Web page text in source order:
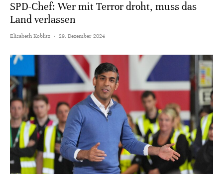
SPD-Chef: Wer mit Terror droht, muss das
Land verlassen
Elisabeth Koblitz · 29. Dezember 2024